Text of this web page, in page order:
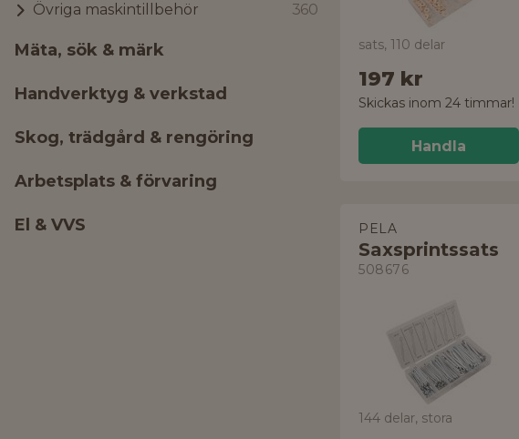
Övriga maskintillbehör
360
Mäta, sök & märk
Handverktyg & verkstad
Skog, trädgård & rengöring
Arbetsplats & förvaring
El & VVS
sats, 110 delar
197 kr
Skickas inom 24 timmar!
Handla
PELA
Saxsprintssats
508676
144 delar, stora